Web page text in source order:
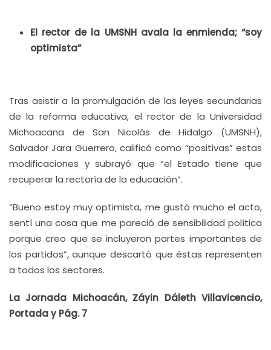
El rector de la UMSNH avala la enmienda; “soy
optimista”
Tras asistir a la promulgación de las leyes secundarias
de la reforma educativa, el rector de la Universidad
Michoacana de San Nicolás de Hidalgo (UMSNH),
Salvador Jara Guerrero, calificó como “positivas” estas
modificaciones y subrayó que “el Estado tiene que
recuperar la rectoría de la educación”.
“Bueno estoy muy optimista, me gustó mucho el acto,
sentí una cosa que me pareció de sensibilidad política
porque creo que se incluyeron partes importantes de
los partidos”, aunque descartó que éstas representen
a todos los sectores.
La Jornada Michoacán, Záyin Dáleth Villavicencio,
Portada y Pág. 7